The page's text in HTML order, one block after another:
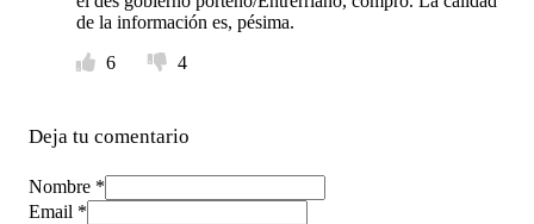
de la información es, pésima.
6
4
Deja tu comentario
Nombre *
Email *